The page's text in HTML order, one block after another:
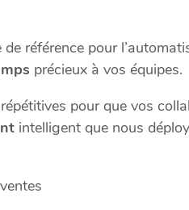
référence pour
précieux à vos équipes.
pour que vos
intelligent que nous